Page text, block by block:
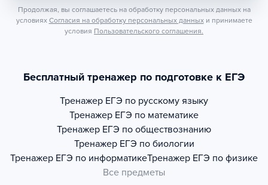
Продолжая, вы соглашаетесь на обработку персональных данных на
условиях Согласия на обработку персональных данных и принимаете
условия Пользовательского соглашения.
Бесплатный тренажер по подготовке к ЕГЭ
Тренажер ЕГЭ по русскому языку
Тренажер ЕГЭ по математике
Тренажер ЕГЭ по обществознанию
Тренажер ЕГЭ по биологии
Тренажер ЕГЭ по информатикеТренажер ЕГЭ по физике
Все предметы